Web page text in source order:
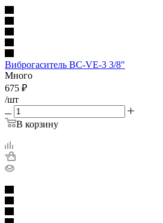
Виброгаситель BC-VE-3 3/8"
Много
675 ₽
/шт
В корзину